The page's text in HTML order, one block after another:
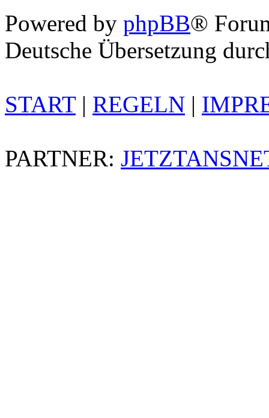
Powered by phpBB®
Deutsche Übersetzung
START| REGELN |
PARTNER: